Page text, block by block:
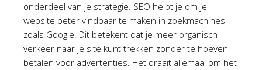
onderdeel van je strategie. SEO helpt je om je
website beter vindbaar te maken in zoekmachines
zoals Google. Dit betekent dat je meer organisch
verkeer naar je site kunt trekken zonder te hoeven
betalen voor advertenties. Het draait allemaal om het